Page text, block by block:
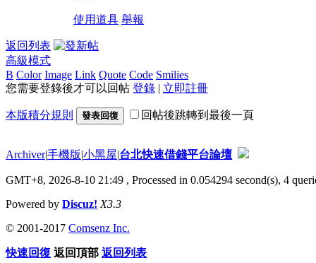
使用道具 舉報
返回列表
高級模式
B Color Image Link Quote Code Smilies
您需要登錄後才可以回帖 登錄 | 立即註冊
本版積分規則 發表回復 回帖後跳轉到最後一頁
Archiver|手機版|小黑屋|台北快速借錢平台論壇
GMT+8, 2026-8-10 21:49 , Processed in 0.054294 second(s), 4
Powered by Discuz! X3.3
© 2001-2017 Comsenz Inc.
快速回復 返回頂部 返回列表